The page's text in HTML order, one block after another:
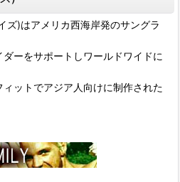
ズ)はアメリカ西海岸発のサングラ
ーをサポートしワールドワイドに
ットでアジア人向けに制作された